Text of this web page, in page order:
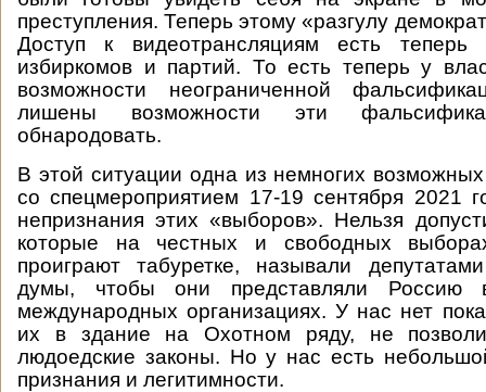
преступления. Теперь этому «разгулу
Доступ к видеотрансляциям есть
избиркомов и партий. То есть теперь у
возможности неограниченной
лишены возможности эти
обнародовать.
В этой ситуации одна из немногих возможных
со спецмероприятием 17-19 сентября 2021
непризнания этих «выборов». Нельзя
которые на честных и свободных
проиграют табуретке, называли
думы, чтобы они представляли Россию
международных организациях. У нас нет
их в здание на Охотном ряду, не
людоедские законы. Но у нас есть
признания и легитимности.